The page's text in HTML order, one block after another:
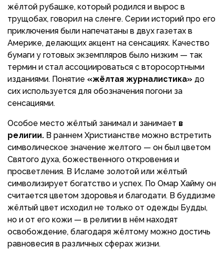
жёлтой рубашке, который родился и вырос в
трущобах, говорил на сленге. Серии историй про его
приключения были напечатаны в двух газетах в
Америке, делающих акцент на сенсациях. Качество
бумаги у готовых экземпляров было низким — так
термин и стал ассоциироваться с второсортными
изданиями. Понятие «жёлтая журналистика» до
сих используется для обозначения погони за
сенсациями.
Особое место жёлтый занимал и занимает в
религии. В раннем Христианстве можно встретить
символическое значение желтого — он был цветом
Святого духа, божественного откровения и
просветления. В Исламе золотой или жёлтый
символизирует богатство и успех. По Омар Хайму он
считается цветом здоровья и благодати. В буддизме
жёлтый цвет исходил не только от одежды Будды,
но и от его кожи — в религии в нём находят
освобождение, благодаря жёлтому можно достичь
равновесия в различных сферах жизни.